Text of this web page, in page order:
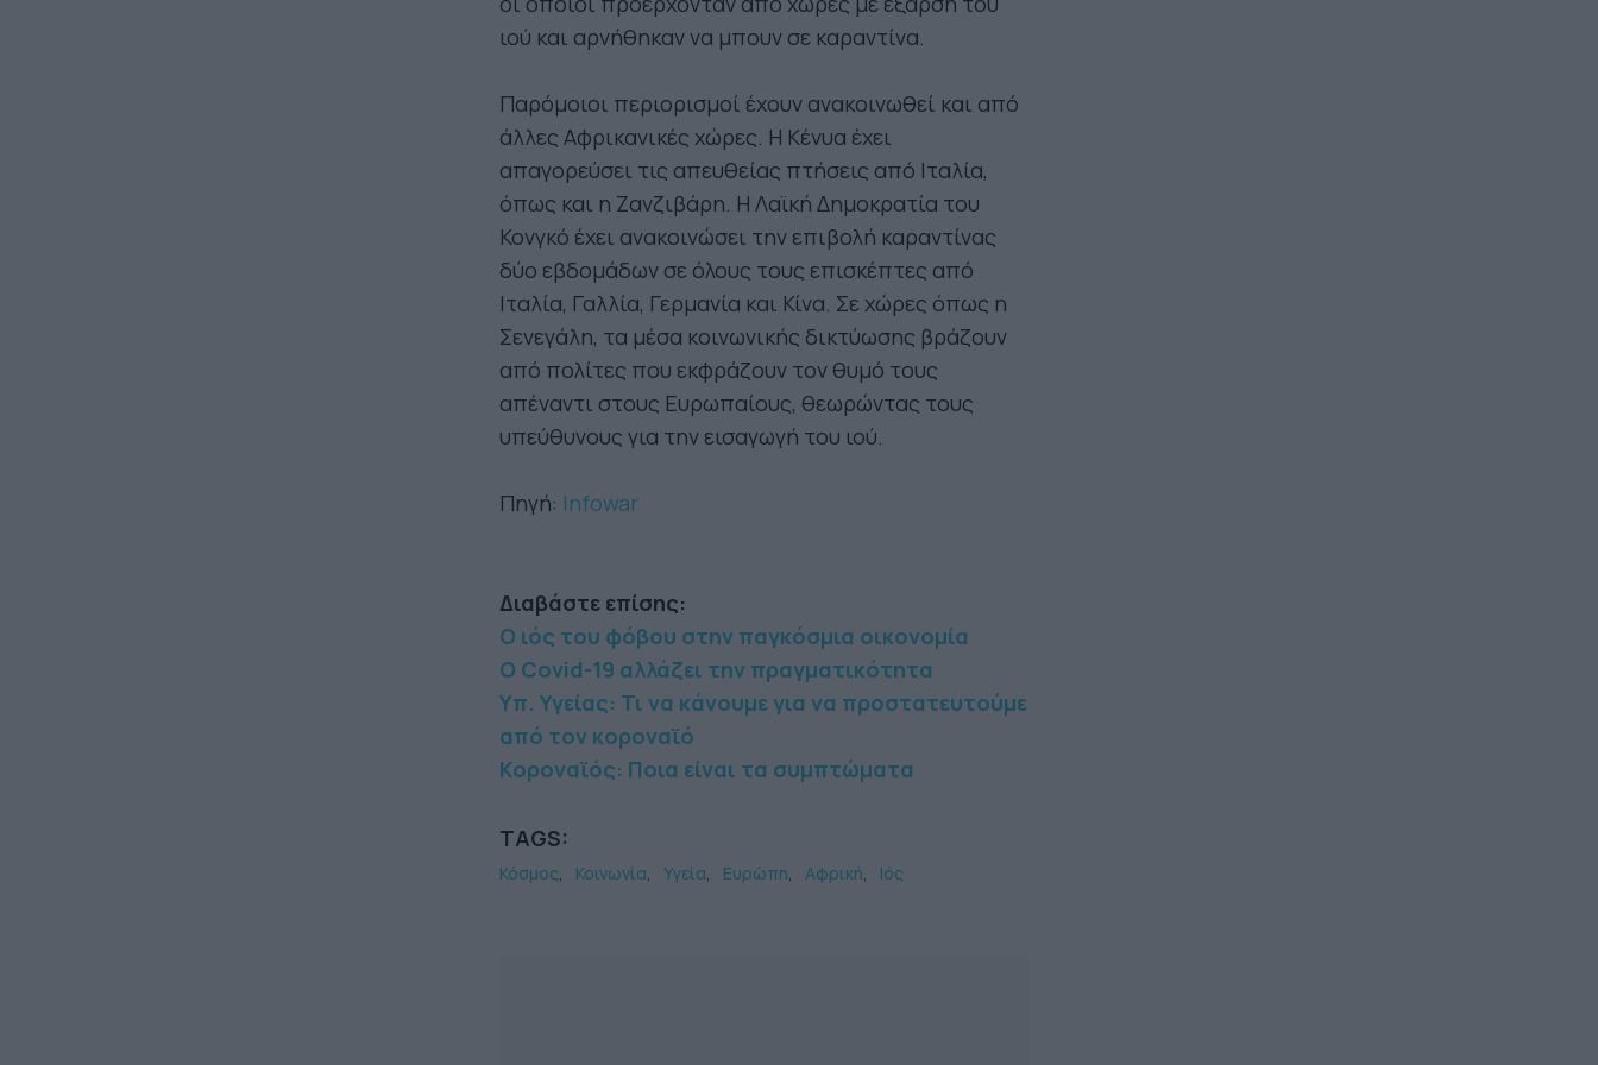
ιού και αρνήθηκαν να μπουν σε καραντίνα.
Παρόμοιοι περιορισμοί έχουν ανακοινωθεί και από
άλλες Αφρικανικές χώρες. Η Κένυα έχει
απαγορεύσει τις απευθείας πτήσεις από Ιταλία,
όπως και η Ζανζιβάρη. Η Λαϊκή Δημοκρατία του
Κονγκό έχει ανακοινώσει την επιβολή καραντίνας
δύο εβδομάδων σε όλους τους επισκέπτες από
Ιταλία, Γαλλία, Γερμανία και Κίνα. Σε χώρες όπως η
Σενεγάλη, τα μέσα κοινωνικής δικτύωσης βράζουν
από πολίτες που εκφράζουν τον θυμό τους
απέναντι στους Ευρωπαίους, θεωρώντας τους
υπεύθυνους για την εισαγωγή του ιού.
Πηγή: Infowar
Διαβάστε επίσης:
Ο ιός του φόβου στην παγκόσμια οικονομία
Ο Covid-19 αλλάζει την πραγματικότητα
Υπ. Υγείας: Τι να κάνουμε για να προστατευτούμε
από τον κοροναϊό
Κοροναϊός: Ποια είναι τα συμπτώματα
TAGS:
Κόσμος Κοινωνία Υγεία Ευρώπη Αφρική Ιός